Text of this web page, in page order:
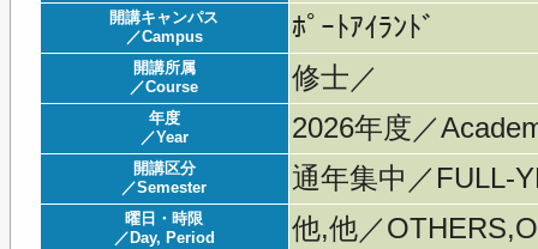
開講キャンパス
／Campus
ﾎﾟｰﾄｱｲﾗﾝﾄﾞ
開講所属
／Course
修士／
年度
／Year
2026年度／
開講区分
／Semester
通年集中／FULL-
曜日・時限
／Day, Period
他,他／